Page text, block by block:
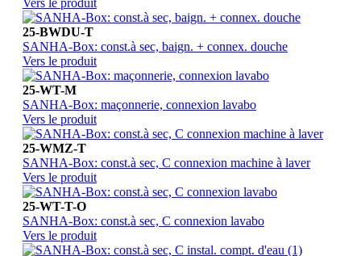
Vers le produit
25-BWDU-T
SANHA-Box: const.à sec, baign. + connex. douche
Vers le produit
25-WT-M
SANHA-Box: maçonnerie, connexion lavabo
Vers le produit
25-WMZ-T
SANHA-Box: const.à sec, C connexion machine à laver
Vers le produit
25-WT-T-O
SANHA-Box: const.à sec, C connexion lavabo
Vers le produit